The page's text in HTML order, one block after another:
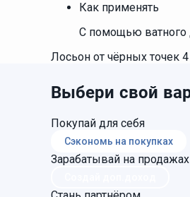
Как применять
С помощью ватного
Лосьон от чёрных точек
Выбери свой
Покупай для себя
Сэкономь на покупках
Зарабатывай на продажах